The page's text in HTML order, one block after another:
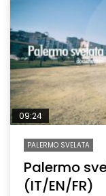
09:24
PALERMO SVELATA
Palermo
(IT/EN/FR)